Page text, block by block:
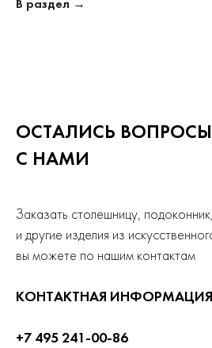
В раздел →
ОСТАЛИСЬ
С НАМИ
Заказать столешницу,
и другие изделия из
вы можете по нашим контактам
КОНТАКТНАЯ ИНФОРМАЦИЯ
+7 495 241-00-86